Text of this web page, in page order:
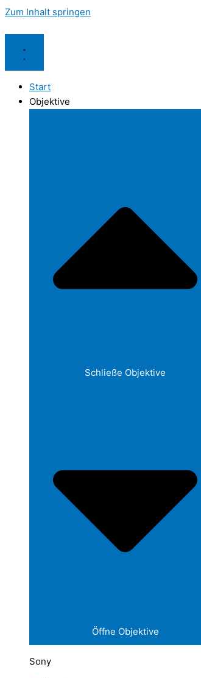
Zum Inhalt springen
Start
Objektive
Schließe Objektive
Öffne Objektive
Sony